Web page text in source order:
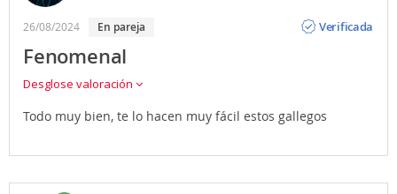
26/08/2024 en pareja
Verificada
Fenomenal
Desglose valoración
Todo muy bien, te lo hacen muy fácil estos gallegos